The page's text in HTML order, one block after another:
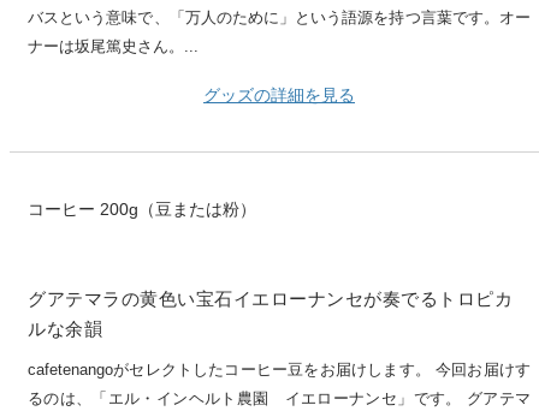
バスという意味で、「万人のために」という語源を持つ言葉です。オー
ナーは坂尾篤史さん。...
グッズの詳細を見る
コーヒー 200g（豆または粉）
グアテマラの黄色い宝石イエローナンセが奏でるトロピカ
ルな余韻
cafetenangoがセレクトしたコーヒー豆をお届けします。 今回お届けす
るのは、「エル・インヘルト農園 イエローナンセ」です。 グアテマ